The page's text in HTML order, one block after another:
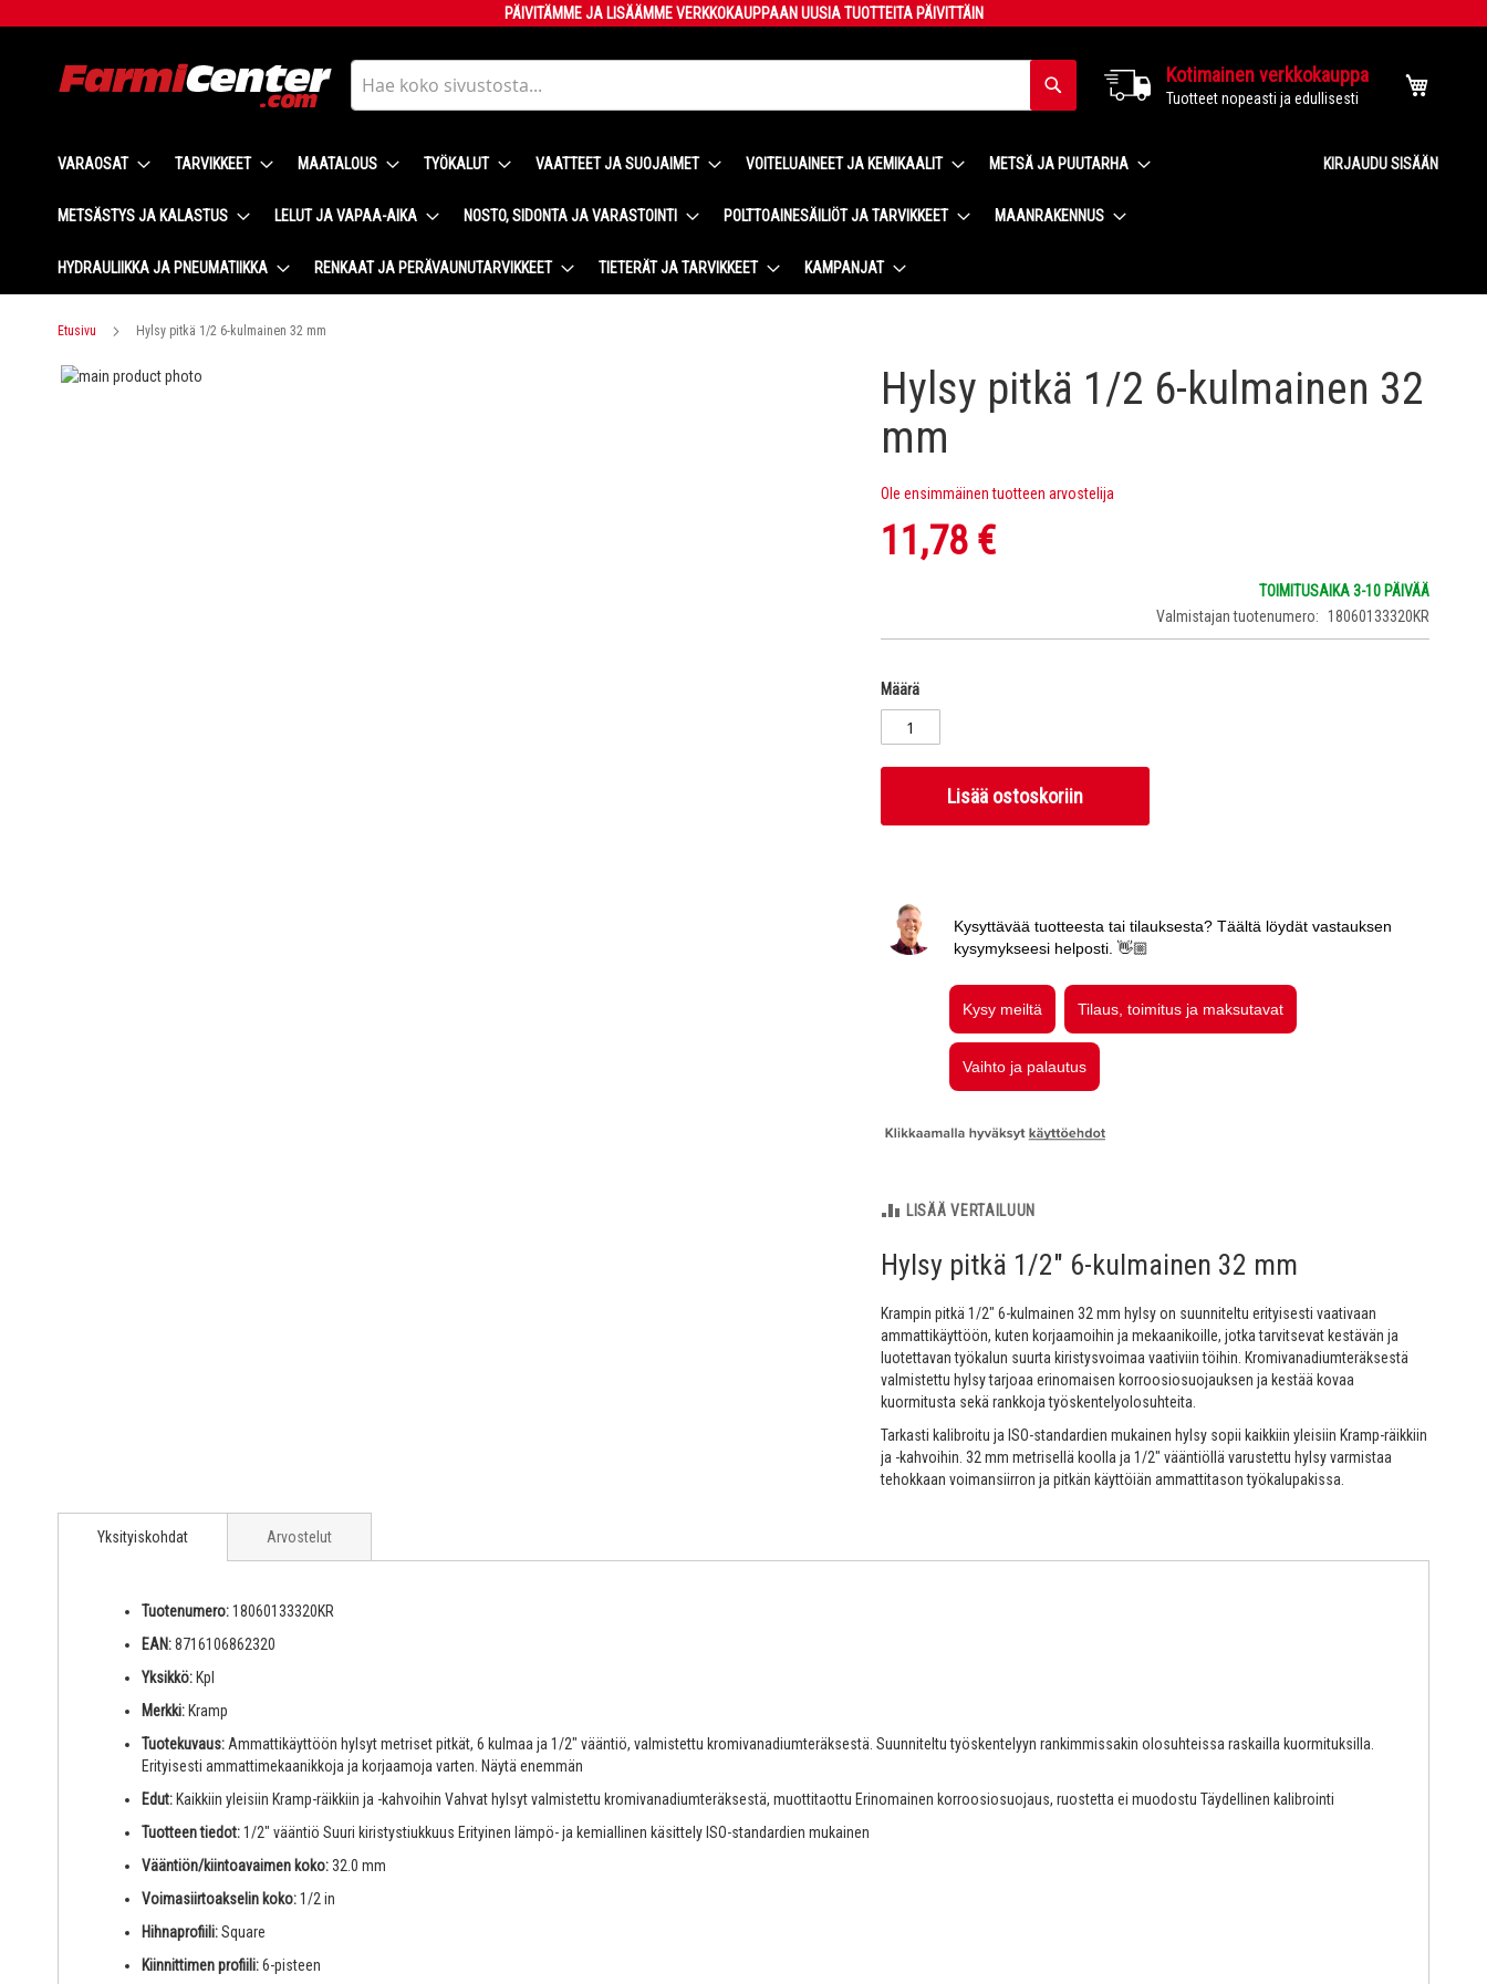
to
PÄIVITÄMME JA LISÄÄMME VERKKOKAUPPAAN UUSIA TUOTTEITA PÄIVITTÄIN
Kotimainen verkkokauppa
Tuotteet nopeasti ja edullisesti
VARAOSAT TARVIKKEET MAATALOUS TYÖKALUT VAATTEET JA SUOJAIMET VOITELUAINEET JA KEMIKAALIT METSÄ JA PUUTARHA
METSÄSTYS JA KALASTUS LELUT JA VAPAA-AIKA NOSTO, SIDONTA JA VARASTOINTI POLTTOAINESÄILIÖT JA TARVIKKEET MAANRAKENNUS
HYDRAULIIKKA JA PNEUMATIIKKA RENKAAT JA PERÄVAUNUTARVIKKEET TIETERÄT JA TARVIKKEET KAMPANJAT
KIRJAUDU SISÄÄN
Etusivu Hylsy pitkä 1/2 6-kulmainen 32 mm
Skip
Hylsy pitkä 1/2 6-kulmainen 32
mm
Ole ensimmäinen tuotteen arvostelija
11,78 €
TOIMITUSAIKA 3-10 PÄIVÄÄ
Valmistajan tuotenumero
18060133320KR
Määrä
Lisää ostoskoriin
LISÄÄ VERTAILUUN
Hylsy pitkä 1/2" 6-kulmainen 32 mm
Krampin pitkä 1/2" 6-kulmainen 32 mm hylsy on suunniteltu erityisesti vaativaan
ammattikäyttöön, kuten korjaamoihin ja mekaanikoille, jotka tarvitsevat kestävän ja
luotettavan työkalun suurta kiristysvoimaa vaativiin töihin. Kromivanadiumteräksestä
valmistettu hylsy tarjoaa erinomaisen korroosiosuojauksen ja kestää kovaa
kuormitusta sekä rankkoja työskentelyolosuhteita.
Tarkasti kalibroitu ja ISO-standardien mukainen hylsy sopii kaikkiin yleisiin Kramp-räikkiin
ja -kahvoihin. 32 mm metrisellä koolla ja 1/2" vääntiöllä varustettu hylsy varmistaa
tehokkaan voimansiirron ja pitkän käyttöiän ammattitason työkalupakissa.
Yksityiskohdat
Tuotenumero:18060133320KR
EAN:8716106862320
Yksikkö: Kpl
Merkki: Kramp
Tuotekuvaus: Ammattikäyttöön hylsyt metriset pitkät, 6 kulmaa ja 1/2" vääntiö, valmistettu kromivanadiumteräksestä. Suunniteltu työskentelyyn rankimmissakin olosuhteissa raskailla kuormituksilla.
Erityisesti ammattimekaanikkoja ja korjaamoja varten. Näytä enemmän
Edut: Kaikkiin yleisiin Kramp-räikkiin ja -kahvoihin Vahvat hylsyt valmistettu kromivanadiumteräksestä, muottitaottu Erinomainen korroosiosuojaus, ruostetta ei muodostu Täydellinen kalibrointi
Tuotteen tiedot:1/2" vääntiö Suuri kiristystiukkuus Erityinen lämpö- ja kemiallinen käsittely ISO-standardien mukainen
Vääntiön/kiintoavaimen koko:32.0 mm
Voimasiirtoakselin koko:1/2 in
Hihnaprofiili:Square
Kiinnittimen profiili:6-pisteen
Arvostelut